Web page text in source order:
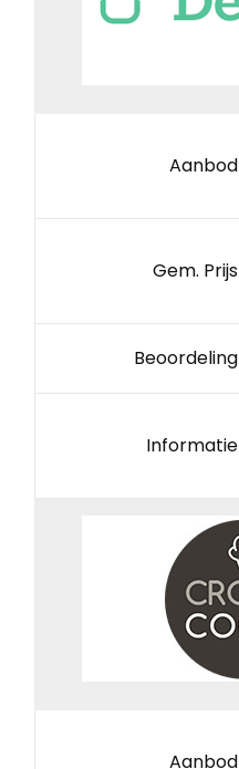
Aanbod
Gem. Prijs
Beoordeling
Informatie
Aanbod